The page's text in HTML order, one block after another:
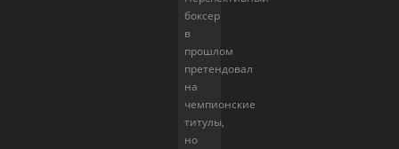
боксер
в
прошлом
претендовал
на
чемпионские
титулы,
но